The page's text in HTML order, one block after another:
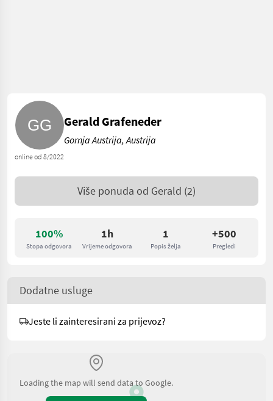
100%
Stopa odgovora
1h
Vrijeme odgovora
1
Popis želja
+500
Pregledi
online od 8/2022
Gerald Grafeneder
Gornja Austrija, Austrija
Više ponuda od Gerald (2)
Dodatne usluge
Jeste li zainteresirani za prijevoz?
Loading the map will send data to Google.